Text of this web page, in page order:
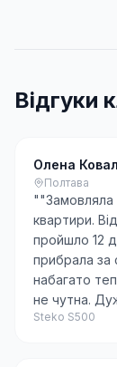
Відгуки
Олена
Полтава
""Замовляла
квартири.
пройшло 12
прибрала за
набагато
не чутна.
Steko S500